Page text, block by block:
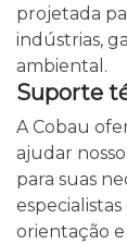
projetada
indústrias,
ambiental.
Suporte
A Cobau
ajudar
para suas
orientação e